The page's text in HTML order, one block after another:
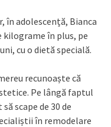
în adolescență, Bianca
kilograme în plus, pe
cu o dietă specială.
recunoaște că
Pe lângă faptul
scape de 30 de
în remodelare